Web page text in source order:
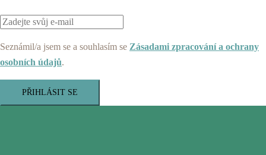
Seznámil/a jsem se a souhlasím se Zásadami zpracování a ochrany
osobních údajů.
PŘIHLÁSIT SE